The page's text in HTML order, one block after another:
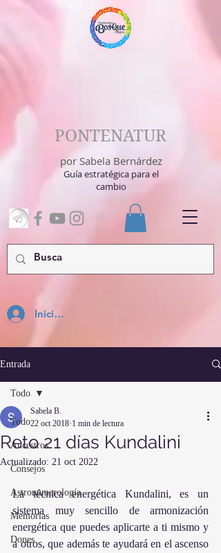
Inicia Sesión
PONTENATUR
por Sabela Bernárdez
Guía estratégica para el
cambio
Entrada
Todo
Ancestros
Consejos
Astronumerología
Memorias
Dones
Todo
Reto 21 días Kundalini
Sabela B.
22 oct 2018 1 min de lectura
Actualizado: 21 oct 2022
La técnica energética Kundalini, es un
sistema muy sencillo de armonización
energética que puedes aplicarte a ti mismo y
a otros, que además te ayudará en el ascenso